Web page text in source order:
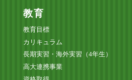
教育
教育目標
カリキュラム
長期実習・海外実習（4年生）
高大連携事業